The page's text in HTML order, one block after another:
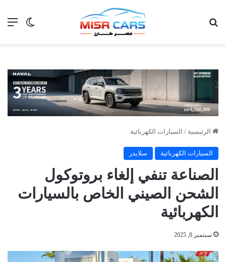
الوضع
الرئيسية / السيارات الكهربائية
السيارات الكهربائية سلايدر
الصناعة تنفي إلغاء بروتوكول
الشحن الصيني الخاص بالسيارات
الكهربائية
سبتمبر 8, 2025